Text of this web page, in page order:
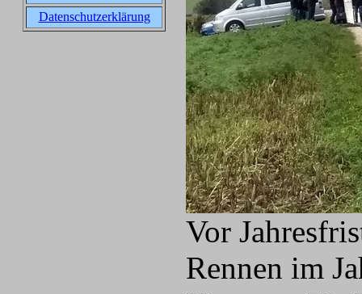
Datenschutzerklärung
Vor
Rennen im